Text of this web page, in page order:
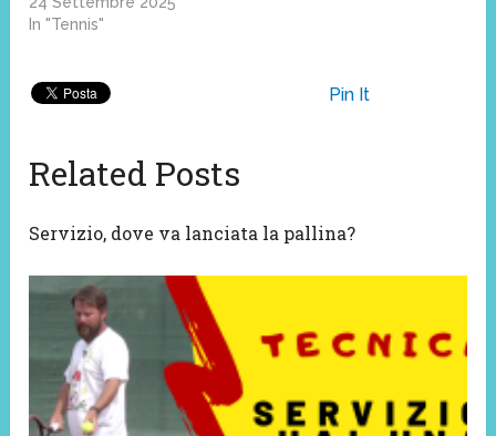
In "Tennis"
Pin It
Related Posts
Servizio, dove va lanciata la pallina?